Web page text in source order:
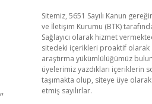
Sitemiz, 5651 Sayılı Kanun
ve İletişim Kurumu (BTK)
Sağlayıcı olarak hizmet
sitedeki içerikleri proaktif olarak
araştırma yükümlülüğümüz
üyelerimiz yazdıkları içeriklerin
taşımakta olup, siteye üye
etmiş sayılırlar.